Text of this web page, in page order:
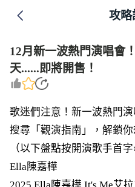
攻略
12月新一波熱門演唱會
天......即將開售！
歌迷們注意！新一波熱門
搜尋「觀演指南」，解鎖你
（以下盤點按開演歌手首字
Ella陳嘉樺
2025 Ella陳嘉樺 It's Me艾